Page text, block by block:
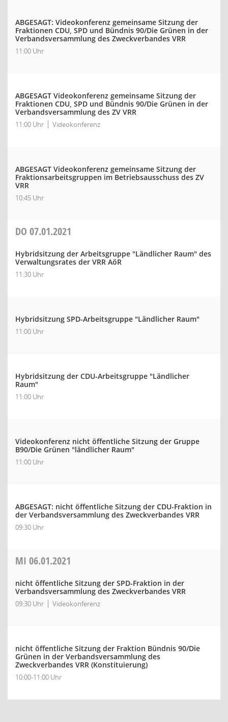
ABGESAGT: Videokonferenz gemeinsame Sitzung der
Fraktionen CDU, SPD und Bündnis 90/Die Grünen in der
Verbandsversammlung des Zweckverbandes VRR
11:00 Uhr
ABGESAGT Videokonferenz gemeinsame Sitzung der
Fraktionen CDU, SPD und Bündnis 90/Die Grünen in der
Verbandsversammlung des ZV VRR
11:00 Uhr Videokonferenz
ABGESAGT Videokonferenz gemeinsame Sitzung der
Fraktionsarbeitsgruppen im Betriebsausschuss des ZV
VRR
10:45 Uhr
DO 07.01.2021
Hybridsitzung der Arbeitsgruppe "Ländlicher Raum" des
Verwaltungsrates der VRR AöR
11:30 Uhr
Hybridsitzung SPD-Arbeitsgruppe "Ländlicher Raum"
11:00 Uhr
Hybridsitzung der CDU-Arbeitsgruppe "Ländlicher
Raum"
11:00 Uhr
Videokonferenz nicht öffentliche Sitzung der Gruppe
B90/Die Grünen "ländlicher Raum"
11:00 Uhr
ABGESAGT: nicht öffentliche Sitzung der CDU-Fraktion in
der Verbandsversammlung des Zweckverbandes VRR
09:30 Uhr
MI 06.01.2021
nicht öffentliche Sitzung der SPD-Fraktion in der
Verbandsversammlung des Zweckverbandes VRR
09:30 Uhr Videokonferenz
nicht öffentliche Sitzung der Fraktion Bündnis 90/Die
Grünen in der Verbandsversammlung des
Zweckverbandes VRR (Konstituierung)
10:00-11:00 Uhr